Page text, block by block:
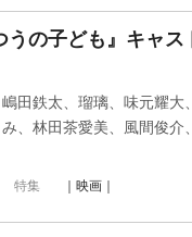
うの子ども』キャ
嶋田鉄太、瑠璃、味元耀
、林田茶愛美、風間俊介
特集 ｜映画｜